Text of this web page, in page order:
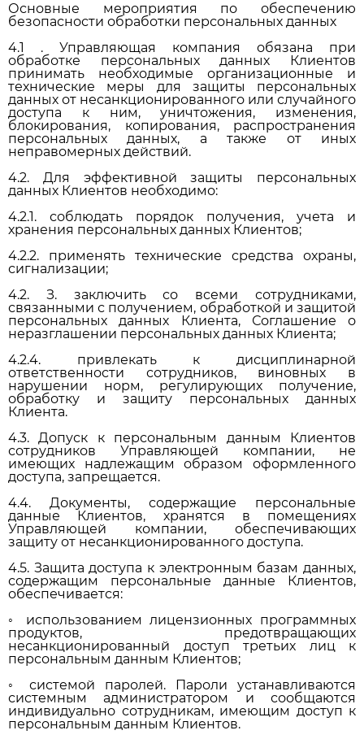
Основные мероприятия по обеспечению
безопасности обработки персональных данных
4.1 . Управляющая компания обязана при
обработке персональных данных Клиентов
принимать необходимые организационные и
технические меры для защиты персональных
данных от несанкционированного или случайного
доступа к ним, уничтожения, изменения,
блокирования, копирования, распространения
персональных данных, а также от иных
неправомерных действий.
4.2. Для эффективной защиты персональных
данных Клиентов необходимо:
4.2.1. соблюдать порядок получения, учета и
хранения персональных данных Клиентов;
4.2.2. применять технические средства охраны,
сигнализации;
4.2. З. заключить со всеми сотрудниками,
связанными с получением, обработкой и защитой
персональных данных Клиента, Соглашение о
неразглашении персональных данных Клиента;
4.2.4. привлекать к дисциплинарной
ответственности сотрудников, виновных в
нарушении норм, регулирующих получение,
обработку и защиту персональных данных
Клиента.
4.3. Допуск к персональным данным Клиентов
сотрудников Управляющей компании, не
имеющих надлежащим образом оформленного
доступа, запрещается.
4.4. Документы, содержащие персональные
данные Клиентов, хранятся в помещениях
Управляющей компании, обеспечивающих
защиту от несанкционированного доступа.
4.5. Защита доступа к электронным базам данных,
содержащим персональные данные Клиентов,
обеспечивается:
◦ использованием лицензионных программных
продуктов, предотвращающих
несанкционированный доступ третьих лиц к
персональным данным Клиентов;
◦ системой паролей. Пароли устанавливаются
системным администратором и сообщаются
индивидуально сотрудникам, имеющим доступ к
персональным данным Клиентов.